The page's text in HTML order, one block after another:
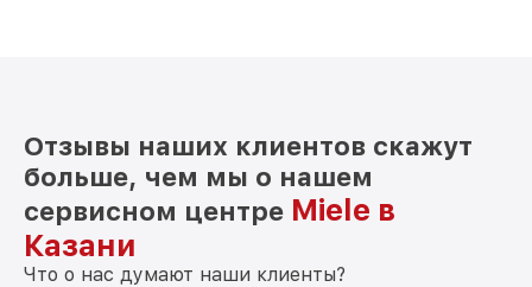
Отзывы наших клиентов скажут
больше, чем мы о нашем
сервисном центре Miele в
Казани
Что о нас думают наши клиенты?